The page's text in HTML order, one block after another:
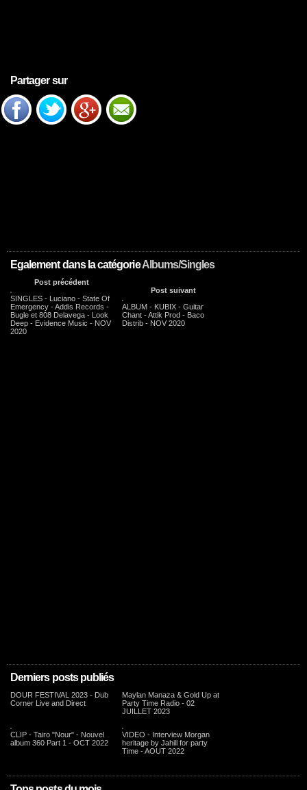
Partager sur
Egalement dans la catégorieAlbums/Singles
Post précédent
SINGLES - Luciano - State Of
Emergency - Addis Records -
Bugle et 808 Delavega - Look
Deep - Evidence Music - NOV
2020
Post suivant
ALBUM - KUBIX - Guitar
Chant - Attik Prod - Baco
Distrib - NOV 2020
Derniers posts publiés
DOUR FESTIVAL 2023 - Dub
Corner Live and Direct
Maylan Manaza & Gold Up at
Party Time Radio - 02
JUILLET 2023
CLIP - Tairo "Nour" - Nouvel
album 360 Part 1 - OCT 2022
VIDEO - Interview Morgan
heritage by Jahill for party
Time - AOUT 2022